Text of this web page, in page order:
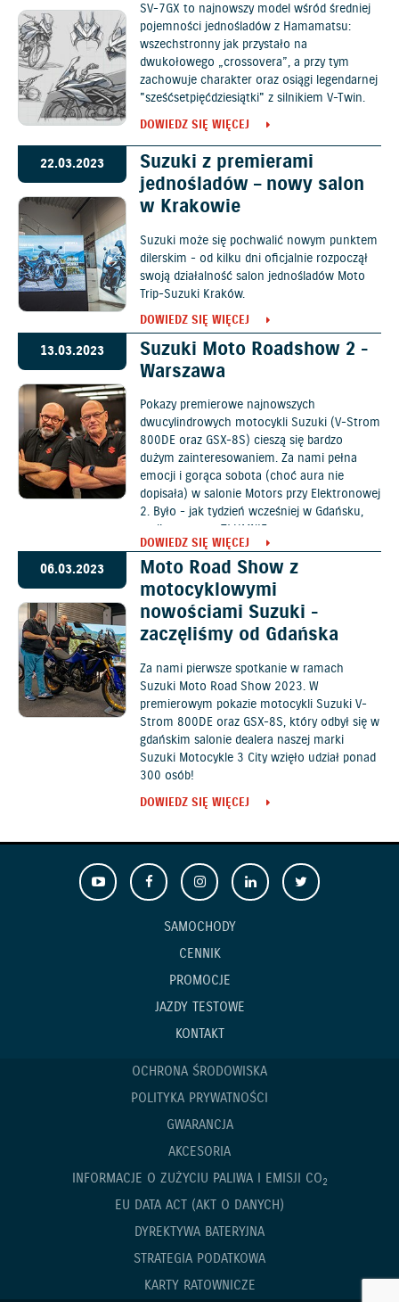
SV-7GX to najnowszy model wśród średniej
pojemności jednośladów z Hamamatsu:
wszechstronny jak przystało na
dwukołowego „crossovera”, a przy tym
zachowuje charakter oraz osiągi legendarnej
"sześćsetpięćdziesiątki" z silnikiem V-Twin.
DOWIEDZ SIĘ WIĘCEJ
22.03.2023
Suzuki z premierami
jednośladów – nowy salon
w Krakowie
Suzuki może się pochwalić nowym punktem
dilerskim - od kilku dni oficjalnie rozpoczął
swoją działalność salon jednośladów Moto
Trip-Suzuki Kraków.
DOWIEDZ SIĘ WIĘCEJ
13.03.2023
Suzuki Moto Roadshow 2 -
Warszawa
Pokazy premierowe najnowszych
dwucylindrowych motocykli Suzuki (V-Strom
800DE oraz GSX-8S) cieszą się bardzo
dużym zainteresowaniem. Za nami pełna
emocji i gorąca sobota (choć aura nie
dopisała) w salonie Motors przy Elektronowej
2. Było - jak tydzień wcześniej w Gdańsku,
czyli po prostu TŁUMNIE.
DOWIEDZ SIĘ WIĘCEJ
06.03.2023
Moto Road Show z
motocyklowymi
nowościami Suzuki -
zaczęliśmy od Gdańska
Za nami pierwsze spotkanie w ramach
Suzuki Moto Road Show 2023. W
premierowym pokazie motocykli Suzuki V-
Strom 800DE oraz GSX-8S, który odbył się w
gdańskim salonie dealera naszej marki
Suzuki Motocykle 3 City wzięło udział ponad
300 osób!
DOWIEDZ SIĘ WIĘCEJ
SAMOCHODY
CENNIK
PROMOCJE
JAZDY TESTOWE
KONTAKT
OCHRONA ŚRODOWISKA
POLITYKA PRYWATNOŚCI
GWARANCJA
AKCESORIA
INFORMACJE O ZUŻYCIU PALIWA I EMISJI CO2
EU DATA ACT (AKT O DANYCH)
DYREKTYWA BATERYJNA
STRATEGIA PODATKOWA
KARTY RATOWNICZE